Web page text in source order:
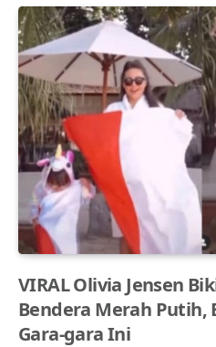
VIRAL Olivia Jensen
Bendera Merah Putih,
Gara-gara Ini